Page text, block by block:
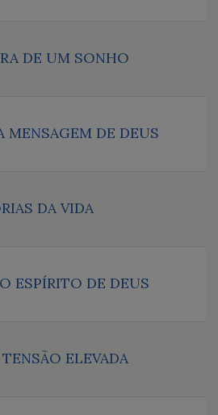
DE UM SONHO
MENSAGEM DE DEUS
DA VIDA
ESPÍRITO DE DEUS
ELEVADA